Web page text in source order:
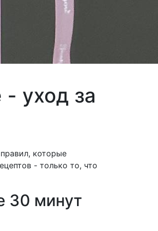
уход за
которые
- только то, что
30 минут